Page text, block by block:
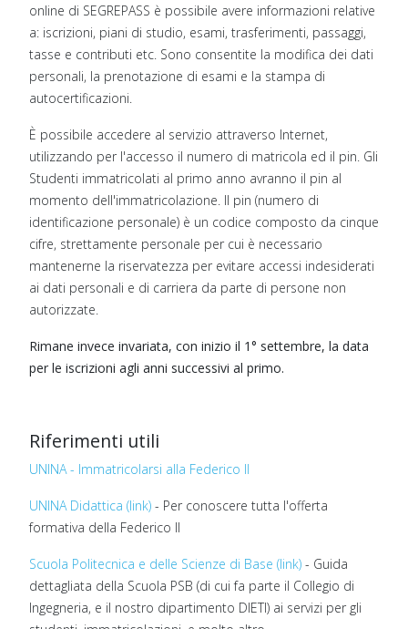
online di SEGREPASS è possibile avere informazioni relative
a: iscrizioni, piani di studio, esami, trasferimenti, passaggi,
tasse e contributi etc. Sono consentite la modifica dei dati
personali, la prenotazione di esami e la stampa di
autocertificazioni.
È possibile accedere al servizio attraverso Internet,
utilizzando per l'accesso il numero di matricola ed il pin. Gli
Studenti immatricolati al primo anno avranno il pin al
momento dell'immatricolazione. Il pin (numero di
identificazione personale) è un codice composto da cinque
cifre, strettamente personale per cui è necessario
mantenerne la riservatezza per evitare accessi indesiderati
ai dati personali e di carriera da parte di persone non
autorizzate.
Rimane invece invariata, con inizio il 1° settembre, la data
per le iscrizioni agli anni successivi al primo.
Riferimenti utili
UNINA - Immatricolarsi alla Federico II
UNINA Didattica (link) - Per conoscere tutta l'offerta
formativa della Federico II
Scuola Politecnica e delle Scienze di Base (link) - Guida
dettagliata della Scuola PSB (di cui fa parte il Collegio di
Ingegneria, e il nostro dipartimento DIETI) ai servizi per gli